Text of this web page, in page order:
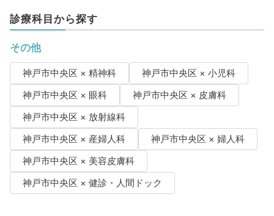
診療科目から探す
その他
神戸市中央区 × 精神科
神戸市中央区 × 小児科
神戸市中央区 × 眼科
神戸市中央区 × 皮膚科
神戸市中央区 × 放射線科
神戸市中央区 × 産婦人科
神戸市中央区 × 婦人科
神戸市中央区 × 美容皮膚科
神戸市中央区 × 健診・人間ドック